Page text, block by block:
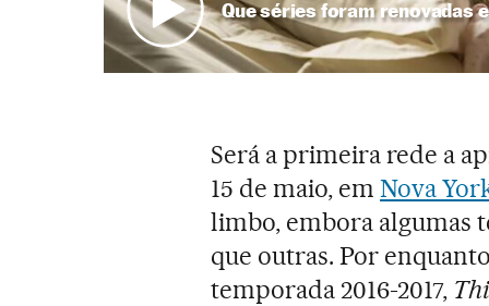
Que séries foram renovadas
Será a primeira rede a
15 de maio, emNova
limbo, embora algumas
que outras. Por
temporada 2016-2017,